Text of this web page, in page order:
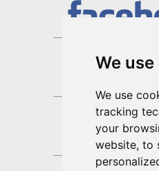
We
We use
tracking
your
website, to